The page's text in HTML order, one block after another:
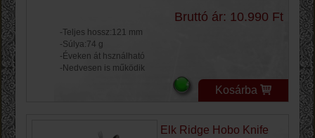
Bruttó ár: 10.990 Ft
-Teljes hossz:121 mm
-Súlya:74 g
-Éveken át hsználható
-Nedvesen is működik
Kosárba
Elk Ridge Hobo Knife